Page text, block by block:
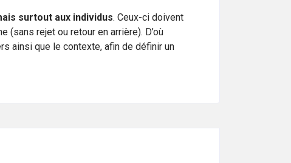
surtout aux individus. Ceux-ci doivent
(sans rejet ou retour en arrière). D’où
ainsi que le contexte, afin de définir un